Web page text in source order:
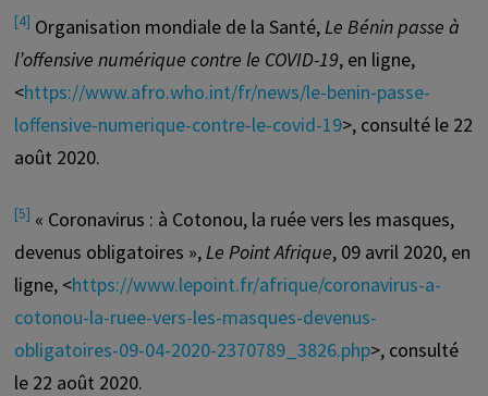
[4] Organisation mondiale de la Santé,Le Bénin passe à
l’offensive numérique contre le COVID-19, en ligne,
<https://www.afro.who.int/fr/news/le-benin-passe-
loffensive-numerique-contre-le-covid-19>, consulté le 22
août 2020.
[5] « Coronavirus : à Cotonou, la ruée vers les masques,
devenus obligatoires »,Le Point Afrique, 09 avril 2020, en
ligne, <https://www.lepoint.fr/afrique/coronavirus-a-
cotonou-la-ruee-vers-les-masques-devenus-
obligatoires-09-04-2020-2370789_3826.php>, consulté
le 22 août 2020.